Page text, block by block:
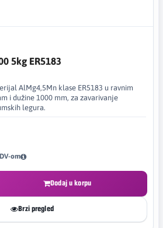
5kg ER5183
AlMg4,5Mn klase ER5183 u ravnim
i dužine 1000 mm, za zavarivanje
legura.
om
Dodaj u korpu
Brzi pregled